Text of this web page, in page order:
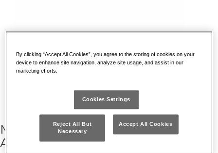
MODULO IN SPUGNA BICOLORE
ASSORTITO (37 PZ)
By clicking “Accept All Cookies”, you agree to the storing of cookies on your
device to enhance site navigation, analyze site usage, and assist in our
marketing efforts.
Cookies Settings
Reject All But
Necessary
Accept All Cookies